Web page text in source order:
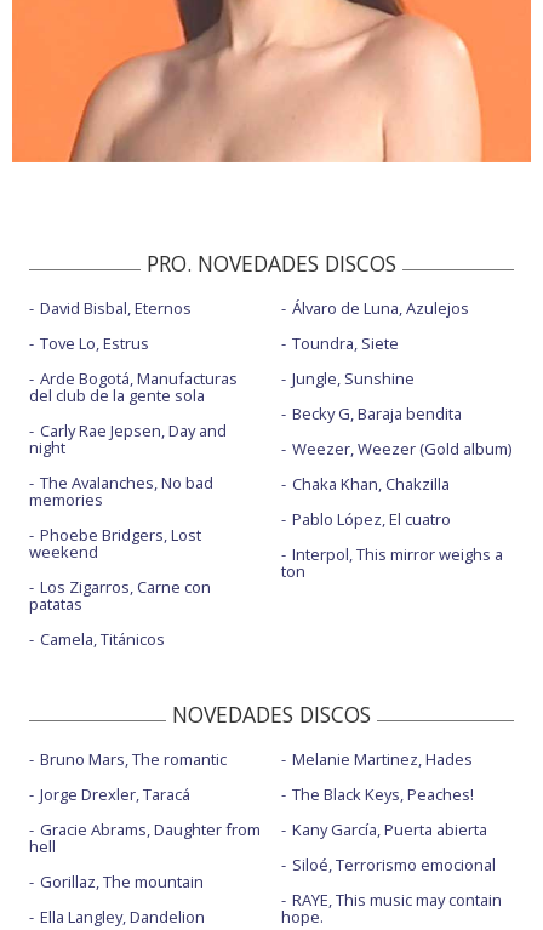
PRO. NOVEDADES DISCOS
David Bisbal, Eternos
Tove Lo, Estrus
Arde Bogotá, Manufacturas
del club de la gente sola
Carly Rae Jepsen, Day and
night
The Avalanches, No bad
memories
Phoebe Bridgers, Lost
weekend
Los Zigarros, Carne con
patatas
Camela, Titánicos
Álvaro de Luna, Azulejos
Toundra, Siete
Jungle, Sunshine
Becky G, Baraja bendita
Weezer, Weezer (Gold album)
Chaka Khan, Chakzilla
Pablo López, El cuatro
Interpol, This mirror weighs a
ton
NOVEDADES DISCOS
Bruno Mars, The romantic
Jorge Drexler, Taracá
Gracie Abrams, Daughter from
hell
Gorillaz, The mountain
Ella Langley, Dandelion
Melanie Martinez, Hades
The Black Keys, Peaches!
Kany García, Puerta abierta
Siloé, Terrorismo emocional
RAYE, This music may contain
hope.